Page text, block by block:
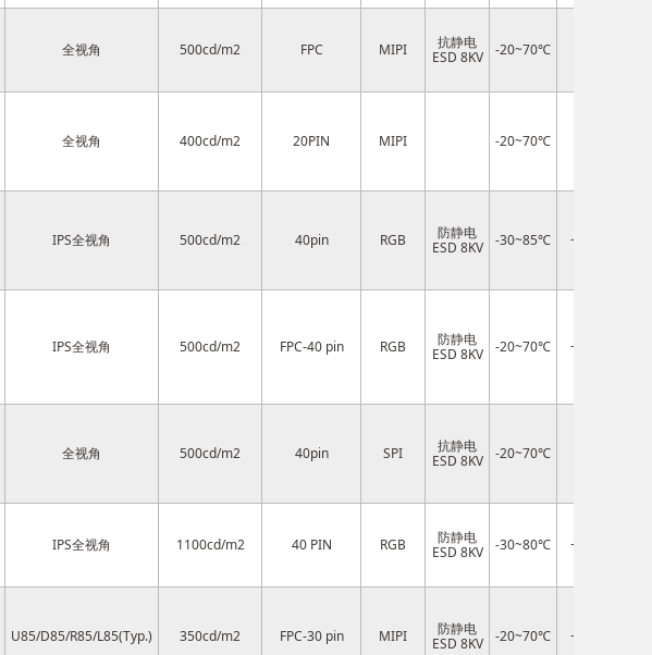
全视角 500cd/m2 FPC MIPI
抗静电
ESD 8KV
-20~70℃
全视角 400cd/m2 20PIN MIPI -20~70℃
IPS全视角 500cd/m2 40pin RGB
防静电
ESD 8KV
-30~85℃ +3.3 V
IPS全视角 500cd/m2 FPC-40 pin RGB
防静电
ESD 8KV
-20~70℃ +3.3 V
全视角 500cd/m2 40pin SPI
抗静电
ESD 8KV
-20~70℃
IPS全视角 1100cd/m2 40 PIN RGB
防静电
ESD 8KV
-30~80℃ +3.3 V
U85/D85/R85/L85(Typ.) 350cd/m2 FPC-30 pin MIPI
防静电
ESD 8KV
-20~70℃ +3.3 V